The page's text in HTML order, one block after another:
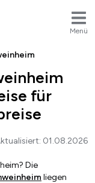
Menü
für
01.08.2026
Die
liegen